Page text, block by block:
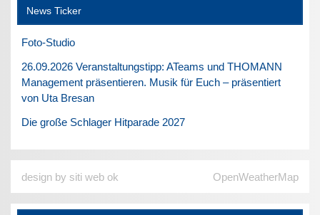
News Ticker
Foto-Studio
26.09.2026 Veranstaltungstipp: ATeams und THOMANN
Management präsentieren. Musik für Euch – präsentiert
von Uta Bresan
Die große Schlager Hitparade 2027
design by siti web ok OpenWeatherMap